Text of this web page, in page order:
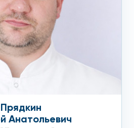
Прядкин
Анатольевич